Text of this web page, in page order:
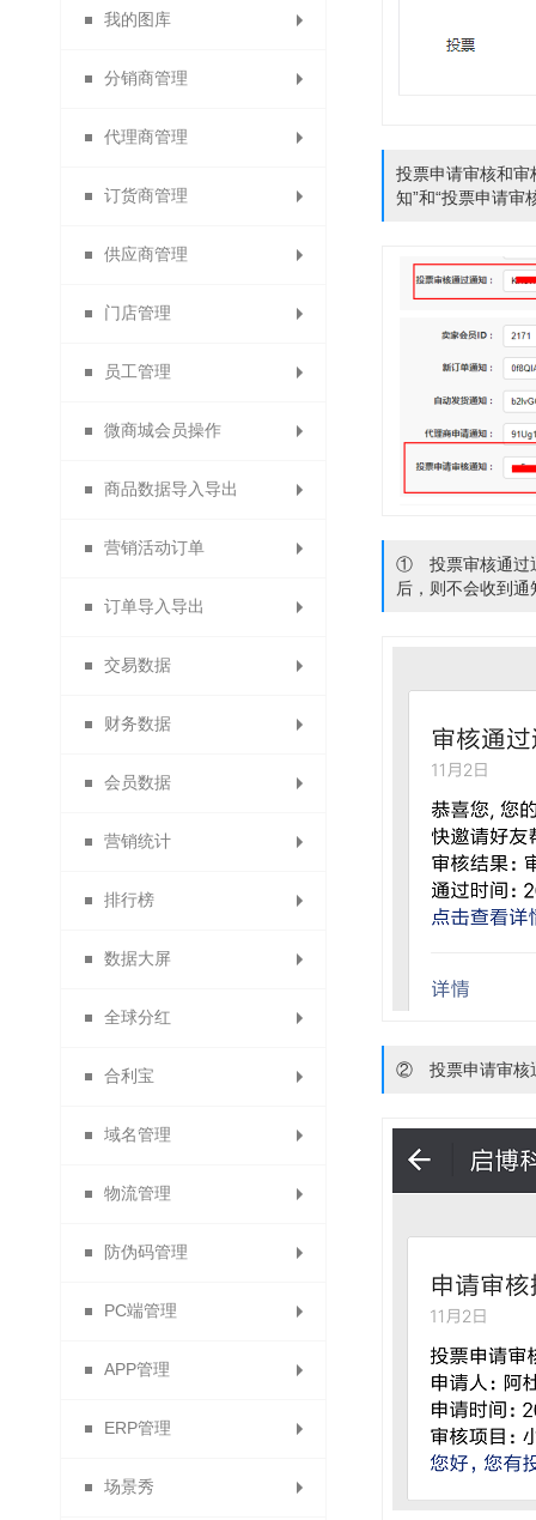
首次消费送积分
充值成为订货商
分销专题
会员名片
分销名片
代理商名片
订货商名片
清除名片缓存
我的图库
图片分类
图文列表
分销商管理
分销商管理
分销商设置
分销商审核
分销商等级
分销商分组
分销商导出
佣金排名设置
分销申请设置
分销商自动审核设置
分销商自动延期
默认分销商等级
代理商管理
代理商管理
代理商设置
加盟申请设置
代理商审核
设置代理商
代理商导出
代理商推荐奖
代理商销售奖
代理商团队业绩
代理商业绩奖励规则
团队管理奖
订货商管理
订货商管理
订货商设置
订货商审核
设置订货商
订货商推荐奖
订货商销售奖
团队业绩奖
订货商团队业绩
团队管理奖
供应商管理
供应商管理
供应商设置
增加供应商
供应商审核
供应商类型
店铺标签
导出供应商
供应商公告
招商经理管理
供应商商品审核
供应商门店审核
商品统计
订单统计
供应商财务报表
门店管理
门店等级
门店管理和门店设置
门店申请
门店审核
设置门店
门店分组
门店行业
门店收款码
员工管理
员工管理
设置员工
员工等级
会员分组
微商城会员操作
分销商品
微社区
商品数据导入导出
数据包导入
1688商品导入
备份商品导入
商品导出
商品助手
淘宝商品
营销活动订单
营销活动订单
积分兑换订单
订单导入导出
导出订单
备份订单导入
导出身份证图片
交易数据
交易概况
商品概况
订单统计
退换货统计
商品统计
财务数据
提现统计
充值统计
会员数据
会员概况
代理商概况
会员分析
营销统计
优惠券统计
拼团统计
秒杀统计
排行榜
商品销售排行
数据排名
数据大屏
数据大屏
全球分红
动态分红
分红计算规则
分红记录
合利宝
合利宝交易
域名管理
免费申请域名
绑定域名
物流管理
运费模板
电子面单
快递单模板列表
顺丰电子面单
提货点管理
防伪码管理
防伪设置
防伪码批次列表
PC端管理
导航管理
客服QQ
单页管理与添加单页
APP管理
APP下载
ERP管理
场景秀
投票申请审核和
知”和“投票申请审
① 投票审核通过
后，则不会收到通
② 投票申请审核